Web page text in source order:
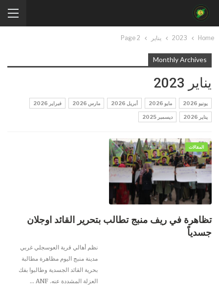
Home
2023 يناير Page 2
Monthly Archives
يناير 2023
يونيو 2026 مايو 2026 أبريل 2026 مارس 2026 فبراير 2026
يناير 2026 ديسمبر 2025
المقالات
تظاهرة في ريف منبج تطالب بتحرير القائد اوجلان
جسدياً
نظم أهالي قرية العوسجلي غربي
مدينة منبج اليوم مظاهرة مطالبة
بحرية القائد الجسدية وطالبوا بفك
العزلة المشددة عنه. ANF
…